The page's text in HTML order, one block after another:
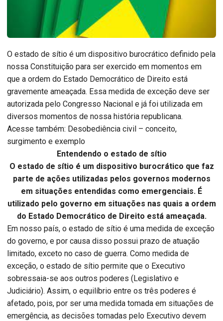
O estado de sítio é um dispositivo burocrático definido pela
nossa Constituição para ser exercido em momentos em
que a ordem do Estado Democrático de Direito está
gravemente ameaçada. Essa medida de exceção deve ser
autorizada pelo Congresso Nacional e já foi utilizada em
diversos momentos de nossa história republicana.
Acesse também: Desobediência civil – conceito,
surgimento e exemplo
Entendendo o estado de sítio
O estado de sítio é um dispositivo burocrático que faz
parte de ações utilizadas pelos governos modernos
em situações entendidas como emergenciais. É
utilizado pelo governo em situações nas quais a ordem
do Estado Democrático de Direito está ameaçada.
Em nosso país, o estado de sítio é uma medida de exceção
do governo, e por causa disso possui prazo de atuação
limitado, exceto no caso de guerra. Como medida de
exceção, o estado de sítio permite que o Executivo
sobressaia-se aos outros poderes (Legislativo e
Judiciário). Assim, o equilíbrio entre os três poderes é
afetado, pois, por ser uma medida tomada em situações de
emergência, as decisões tomadas pelo Executivo devem